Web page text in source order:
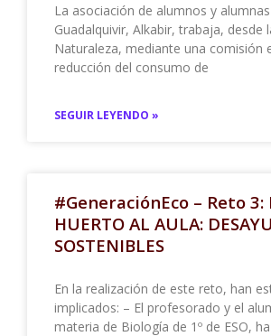
La asociación de alumnos y alumnas
Guadalquivir, Alkabir, trabaja, desde
Naturaleza, mediante una comisión
reducción del consumo de
SEGUIR LEYENDO »
#GeneraciónEco – Reto 3:
HUERTO AL AULA:
SOSTENIBLES
En la realización de este reto, han
implicados: – El profesorado y el
materia de Biología de 1º de ESO, ha